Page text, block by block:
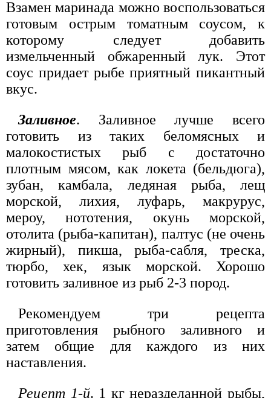
Взамен маринада можно воспользоваться
готовым острым томатным соусом, к
которому следует добавить
измельченный обжаренный лук. Этот
соус придает рыбе приятный пикантный
вкус.
Заливное. Заливное лучше всего
готовить из таких беломясных и
малокостистых рыб с достаточно
плотным мясом, как локета (бельдюга),
зубан, камбала, ледяная рыба, лещ
морской, лихия, луфарь, макрурус,
мероу, нототения, окунь морской,
отолита (рыба-капитан), палтус (не очень
жирный), пикша, рыба-сабля, треска,
тюрбо, хек, язык морской. Хорошо
готовить заливное из рыб 2-3 пород.
Рекомендуем три рецепта
приготовления рыбного заливного и
затем общие для каждого из них
наставления.
Рецепт 1-й. 1 кг неразделанной рыбы,